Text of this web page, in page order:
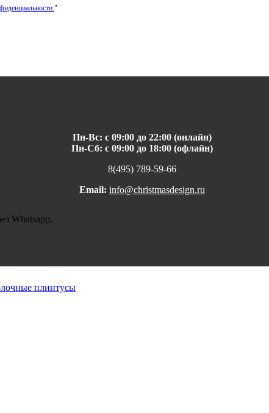
"
Пн-Вс: с 09:00 до 22:00 (онлайн)
Пн-Сб: с 09:00 до 18:00 (офлайн)
8(495) 789-59-66
Email: info@christmasdesign.ru
Whatsapp.
плинтусы